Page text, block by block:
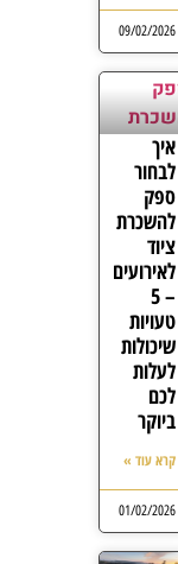
09/02/2026
איך
לבחור
ספק
להשכרת
ציוד
לאירועים
– 5
טעויות
שיכולות
לעלות
לכם
ביוקר
קרא עוד »
01/02/2026